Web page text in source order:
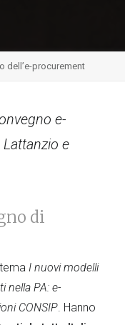
dell’e-procurement
e-
e
di
I nuovi modelli
nella PA: e-
CONSIP. Hanno